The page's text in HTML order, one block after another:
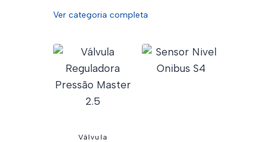
Ver categoria completa
Válvula